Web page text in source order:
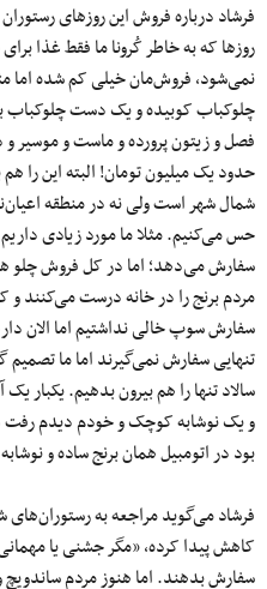
فرشاد درباره فروش این روزهای
روزها که به خاطر کُرونا ما فقط غذا
نمی‌شود، فروش‌مان خیلی کم شده اما
چلوکباب کوبیده و یک دست چلوکباب
فصل و زیتون پرورده و ماست و موسیر
حدود یک میلیون تومان! البته این را هم
شمال شهر است ولی نه در منطقه
حس می‌کنیم. مثلا ما مورد زیادی
سفارش می‌دهد؛ اما در کل فروش
مردم برنج را در خانه درست می‌کنند و
سفارش سوپ خالی نداشتیم اما الان
تنهایی سفارش نمی‌گیرند اما ما
سالاد تنها را هم بیرون بدهیم. یکبار
و یک نوشابه کوچک و خودم دیدم رفت
بود در اتومبیل همان برنج ساده و
فرشاد می‌گوید مراجعه به
کاهش پیدا کرده، «مگر جشنی یا
سفارش بدهند. اما هنوز مردم